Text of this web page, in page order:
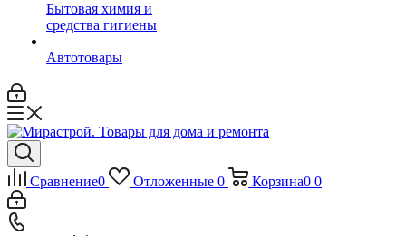
Бытовая химия и
средства гигиены
Автотовары
Сравнение0 Отложенные 0 Корзина0 0